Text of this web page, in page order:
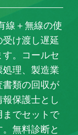
線＋無線の使
け渡し遅延
。コールセ
理、製造業
類の回収が
保護士とし
までセットで
無料診断と